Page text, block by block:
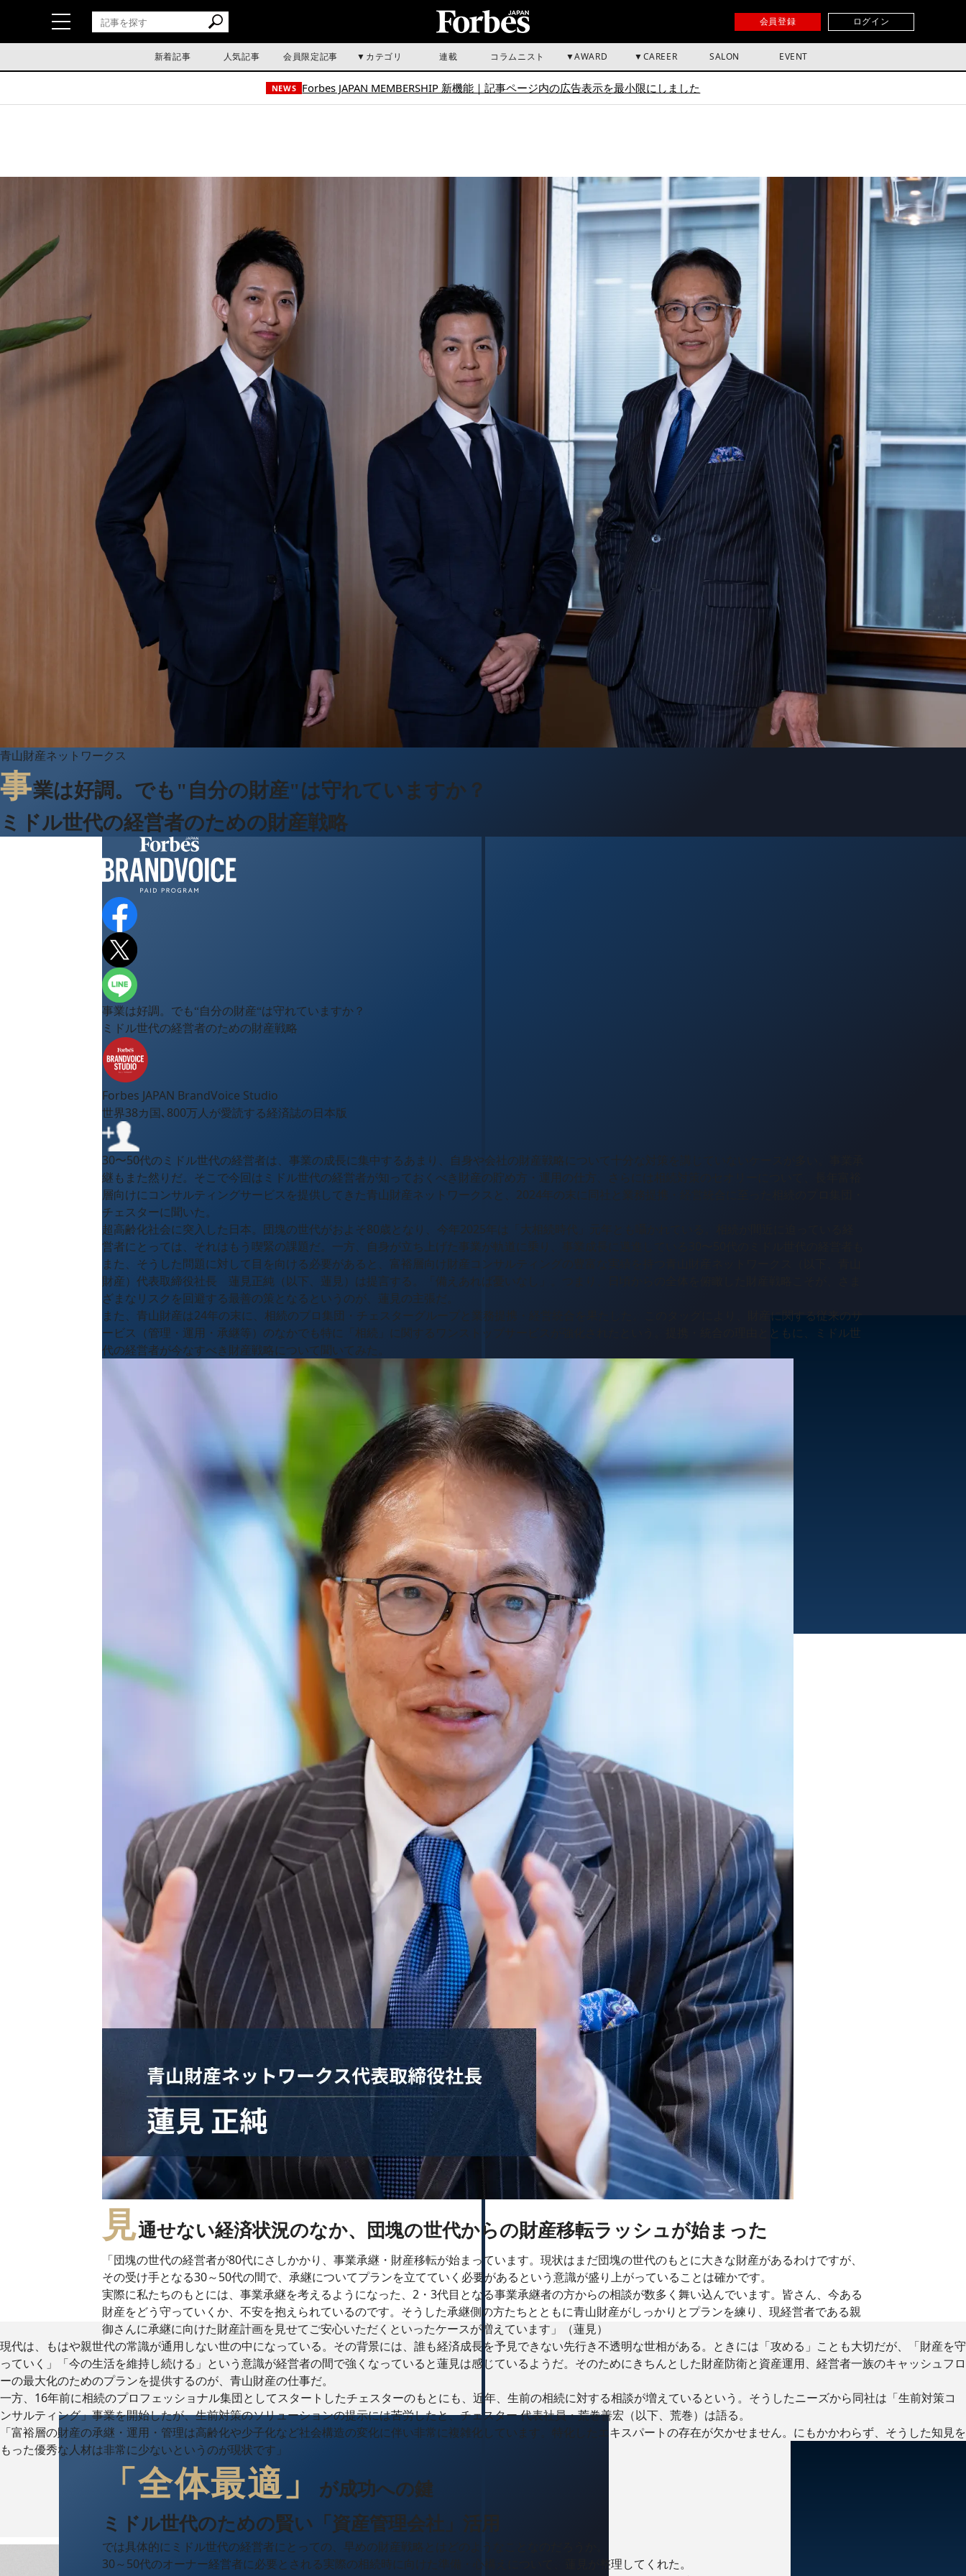
会員登録 ログイン
新着記事 人気記事 会員限定記事 カテゴリ 連載 コラムニスト AWARD CAREER SALON EVENT
NEWS Forbes JAPAN MEMBERSHIP 新機能｜記事ページ内の広告表示を最小限にしました
青山財産ネットワークス
事業は好調。でも"自分の財産"は守れていますか？
ミドル世代の経営者のための財産戦略
事業は好調。でも“自分の財産“は守れていますか？
ミドル世代の経営者のための財産戦略
Forbes JAPAN BrandVoice Studio
世界38カ国､800万人が愛読する経済誌の日本版
30〜50代のミドル世代の経営者は、事業の成長に集中するあまり、自身や会社の財産戦略について十分な対策を講じていないケースが多い。事業承
継もまた然りだ。そこで今回はミドル世代の経営者が知っておくべき財産の貯め方・運用の仕方、さらには相続対策のセオリーについて、長年富裕
層向けにコンサルティングサービスを提供してきた青山財産ネットワークスと、2024年の末に同社と業務提携・経営統合に至った相続のプロ集団・
チェスターに聞いた。
超高齢化社会に突入した日本。団塊の世代がおよそ80歳となり、今年2025年は「大相続時代」元年とも囁かれている。相続が間近に迫っている経
営者にとっては、それはもう喫緊の課題だ。一方、自身が立ち上げた事業が軌道に乗り、事業成長に邁進している30〜50代のミドル世代の経営者も
また、そうした問題に対して目を向ける必要があると、富裕層向け財産コンサルティングの豊富な実績を持つ青山財産ネットワークス（以下、青山
財産）代表取締役社長 蓮見正純（以下、蓮見）は提言する。「備えあれば憂いなし」。つまり、日頃からの全体を俯瞰した財産戦略こそが、さま
ざまなリスクを回避する最善の策となるというのが、蓮見の主張だ。
また、青山財産は24年の末に、相続のプロ集団・チェスターグループと業務提携・経営統合を果たした。このタッグにより、財産に関する従来のサ
ービス（管理・運用・承継等）のなかでも特に「相続」に関するワンストップサービスが強化されたという。提携・統合の理由とともに、ミドル世
代の経営者が今なすべき財産戦略について聞いてみた。
見通せない経済状況のなか、団塊の世代からの財産移転ラッシュが始まった
「団塊の世代の経営者が80代にさしかかり、事業承継・財産移転が始まっています。現状はまだ団塊の世代のもとに大きな財産があるわけですが、
その受け手となる30～50代の間で、承継についてプランを立てていく必要があるという意識が盛り上がっていることは確かです。
実際に私たちのもとには、事業承継を考えるようになった、2・3代目となる事業承継者の方からの相談が数多く舞い込んでいます。皆さん、今ある
財産をどう守っていくか、不安を抱えられているのです。そうした承継側の方たちとともに青山財産がしっかりとプランを練り、現経営者である親
御さんに承継に向けた財産計画を見せてご安心いただくといったケースが増えています」（蓮見）
現代は、もはや親世代の常識が通用しない世の中になっている。その背景には、誰も経済成長を予見できない先行き不透明な世相がある。ときには「攻める」ことも大切だが、「財産を守
っていく」「今の生活を維持し続ける」という意識が経営者の間で強くなっていると蓮見は感じているようだ。そのためにきちんとした財産防衛と資産運用、経営者一族のキャッシュフロ
ーの最大化のためのプランを提供するのが、青山財産の仕事だ。
一方、16年前に相続のプロフェッショナル集団としてスタートしたチェスターのもとにも、近年、生前の相続に対する相談が増えているという。そうしたニーズから同社は「生前対策コ
ンサルティング」事業を開始したが、生前対策のソリューションの提示には苦労したと、チェスター 代表社員・荒巻善宏（以下、荒巻）は語る。
「富裕層の財産の承継・運用・管理は高齢化や少子化など社会構造の変化に伴い非常に複雑化しています。特化したエキスパートの存在が欠かせません。にもかかわらず、そうした知見を
もった優秀な人材は非常に少ないというのが現状です」
「全体最適」
が成功への鍵
ミドル世代のための賢い「資産管理会社」活用
では具体的にミドル世代の経営者にとっての、早めの財産戦略とはどのようなことなのだろうか。
30～50代のオーナー経営者に必要とされる実際の相続時に向けた準備・心構えについて、蓮見が整理してくれた。